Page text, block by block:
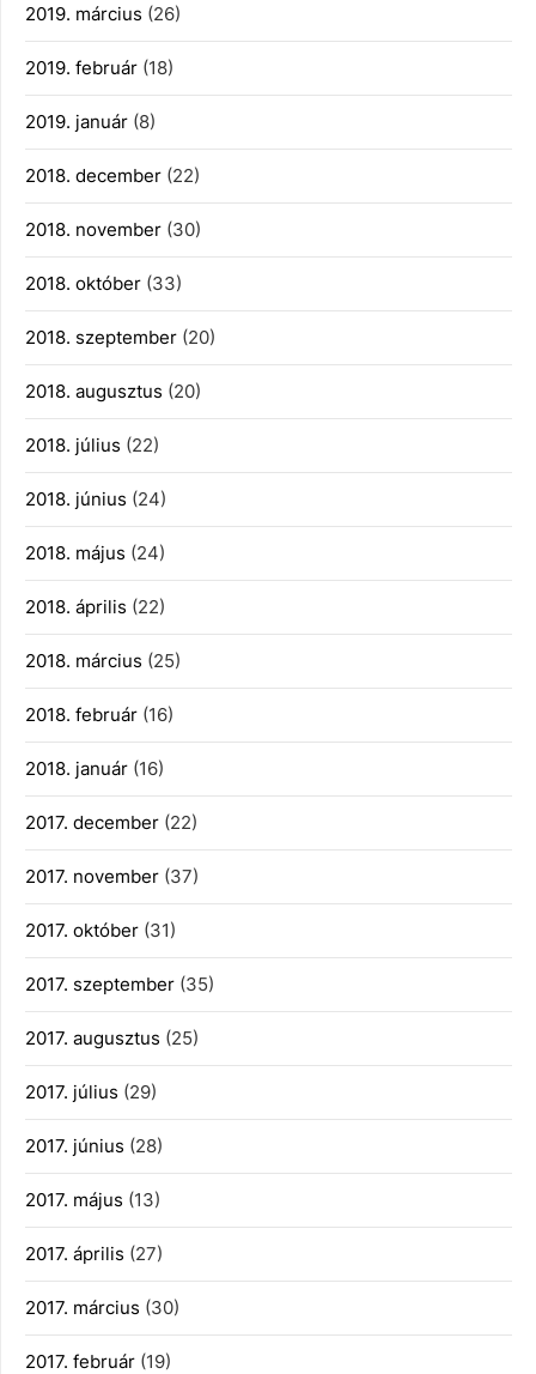
2019. március (26)
2019. február (18)
2019. január (8)
2018. december (22)
2018. november (30)
2018. október (33)
2018. szeptember (20)
2018. augusztus (20)
2018. július (22)
2018. június (24)
2018. május (24)
2018. április (22)
2018. március (25)
2018. február (16)
2018. január (16)
2017. december (22)
2017. november (37)
2017. október (31)
2017. szeptember (35)
2017. augusztus (25)
2017. július (29)
2017. június (28)
2017. május (13)
2017. április (27)
2017. március (30)
2017. február (19)